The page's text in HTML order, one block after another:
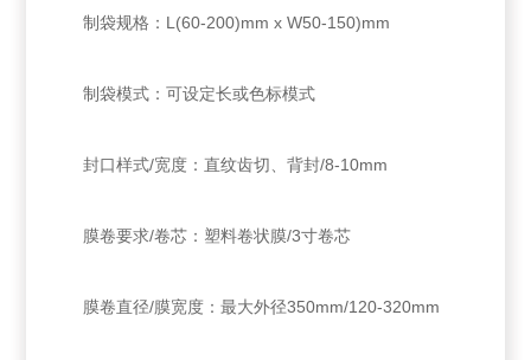
制袋规格：L(60-200)mm x W50-150)mm
制袋模式：可设定长或色标模式
封口样式/宽度：直纹齿切、背封/8-10mm
膜卷要求/卷芯：塑料卷状膜/3寸卷芯
膜卷直径/膜宽度：最大外径350mm/120-320mm